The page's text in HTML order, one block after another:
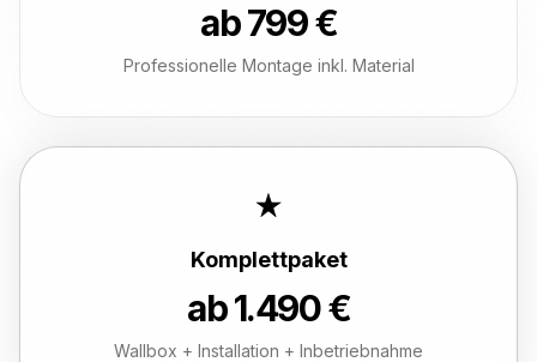
ab 799 €
Professionelle Montage inkl. Material
Komplettpaket
ab 1.490 €
Wallbox + Installation + Inbetriebnahme